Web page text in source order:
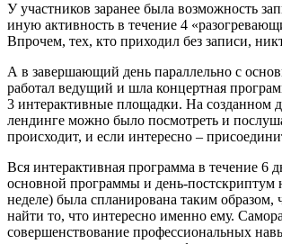
У участников заранее была возможность
иную активность в течение 4
Впрочем, тех, кто приходил без записи,
А в завершающий день параллельно с
работал ведущий и шла концертная
3 интерактивные площадки. На созданном
лендинге можно было посмотреть и
происходит, и если интересно –
Вся интерактивная программа в течение 6
основной программы и день-постскриптум
неделе) была спланирована таким
найти то, что интересно именно ему.
совершенствование профессиональных